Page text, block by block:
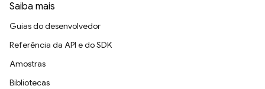
Saiba mais
Guias do desenvolvedor
Referência da API e do SDK
Amostras
Bibliotecas